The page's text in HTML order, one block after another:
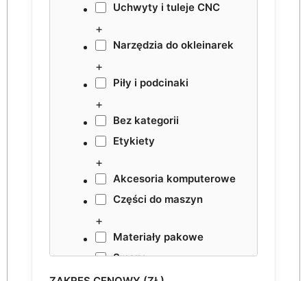
Uchwyty i tuleje CNC
+
Narzędzia do okleinarek
+
Piły i podcinaki
+
Bez kategorii
Etykiety
+
Akcesoria komputerowe
Części do maszyn
+
Materiały pakowe
Smary
NESTING VHF